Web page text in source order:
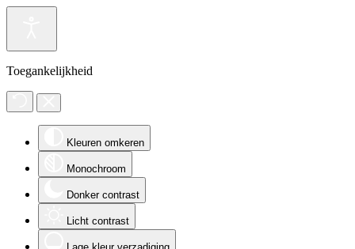
Toegankelijkheid
Kleuren omkeren
Monochroom
Donker contrast
Licht contrast